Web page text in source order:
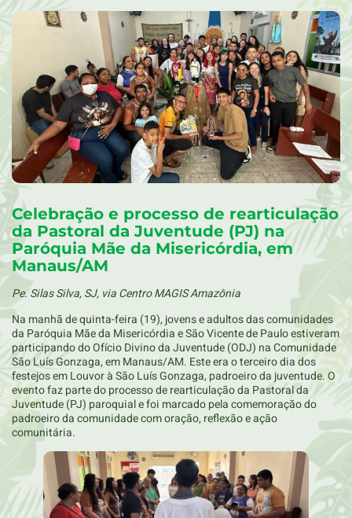
Celebração e processo de rearticulação
da Pastoral da Juventude (PJ) na
Paróquia Mãe da Misericórdia, em
Manaus/AM
Pe. Silas Silva, SJ, via Centro MAGIS Amazônia
Na manhã de quinta-feira (19), jovens e adultos das comunidades
da Paróquia Mãe da Misericórdia e São Vicente de Paulo estiveram
participando do Ofício Divino da Juventude (ODJ) na Comunidade
São Luís Gonzaga, em Manaus/AM. Este era o terceiro dia dos
festejos em Louvor à São Luís Gonzaga, padroeiro da juventude. O
evento faz parte do processo de rearticulação da Pastoral da
Juventude (PJ) paroquial e foi marcado pela comemoração do
padroeiro da comunidade com oração, reflexão e ação
comunitária.